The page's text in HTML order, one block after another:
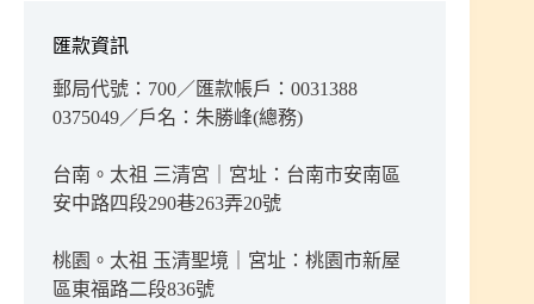
匯款資訊
郵局代號：700／匯款帳戶：0031388
0375049／戶名：朱勝峰(總務)
台南。太祖 三清宮｜宮址：台南市安南區
安中路四段290巷263弄20號
桃園。太祖 玉清聖境｜宮址：桃園市新屋
區東福路二段836號